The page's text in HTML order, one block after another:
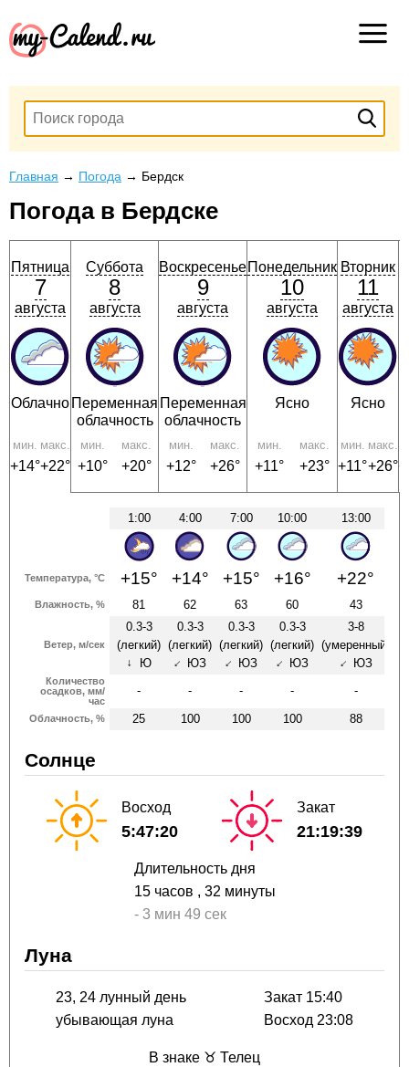
Главная → Погода → Бердск
Погода в Бердске
Пятница
7
августа
Облачно
мин.
+14°
макс.
+22°
Суббота
8
августа
Переменная
облачность
мин.
+10°
макс.
+20°
Воскресенье
9
августа
Переменная
облачность
мин.
+12°
макс.
+26°
Понедельник
10
августа
Ясно
мин.
+11°
макс.
+23°
Вторник
11
августа
Ясно
мин.
+11°
макс.
+26°
1:00 4:00 7:00 10:00 13:00
Температура, °C +15° +14° +15° +16° +22°
Влажность, % 81 62 63 60 43
Ветер, м/сек
0.3-3
(легкий)
↑ Ю
0.3-3
(легкий)
↑ ЮЗ
0.3-3
(легкий)
↑ ЮЗ
0.3-3
(легкий)
↑ ЮЗ
3-8
(умеренный)
↑ЮЗ
Количество
осадков, мм/
час
- - - - -
Облачность, % 25 100 100 100 88
Солнце
Восход
5:47:20
Закат
21:19:39
Длительность дня
15 часов , 32 минуты
- 3 мин 49 сек
Луна
23, 24 лунный день
убывающая луна
Закат 15:40
Восход 23:08
В знаке ♉ Телец